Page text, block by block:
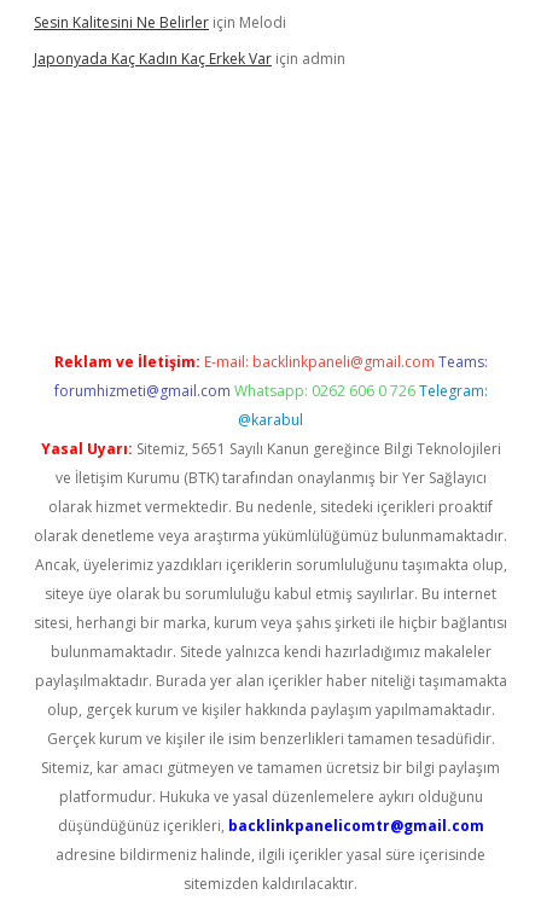
Sesin Kalitesini Ne Belirler için Melodi
Japonyada Kaç Kadın Kaç Erkek Var için admin
Reklam ve İletişim: E-mail: backlinkpaneli@gmail.com Teams:
forumhizmeti@gmail.com Whatsapp: 0262 606 0 726 Telegram:
@karabul
Yasal Uyarı: Sitemiz, 5651 Sayılı Kanun gereğince Bilgi Teknolojileri
ve İletişim Kurumu (BTK) tarafından onaylanmış bir Yer Sağlayıcı
olarak hizmet vermektedir. Bu nedenle, sitedeki içerikleri proaktif
olarak denetleme veya araştırma yükümlülüğümüz bulunmamaktadır.
Ancak, üyelerimiz yazdıkları içeriklerin sorumluluğunu taşımakta olup,
siteye üye olarak bu sorumluluğu kabul etmiş sayılırlar. Bu internet
sitesi, herhangi bir marka, kurum veya şahıs şirketi ile hiçbir bağlantısı
bulunmamaktadır. Sitede yalnızca kendi hazırladığımız makaleler
paylaşılmaktadır. Burada yer alan içerikler haber niteliği taşımamakta
olup, gerçek kurum ve kişiler hakkında paylaşım yapılmamaktadır.
Gerçek kurum ve kişiler ile isim benzerlikleri tamamen tesadüfidir.
Sitemiz, kar amacı gütmeyen ve tamamen ücretsiz bir bilgi paylaşım
platformudur. Hukuka ve yasal düzenlemelere aykırı olduğunu
düşündüğünüz içerikleri, backlinkpanelicomtr@gmail.com
adresine bildirmeniz halinde, ilgili içerikler yasal süre içerisinde
sitemizden kaldırılacaktır.